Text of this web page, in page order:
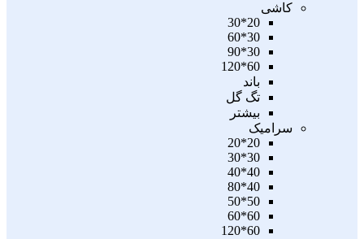
کاشی
20*30
30*60
30*90
60*120
باند
تگ گل
بیشتر
سرامیک
20*20
30*30
40*40
40*80
50*50
60*60
60*120